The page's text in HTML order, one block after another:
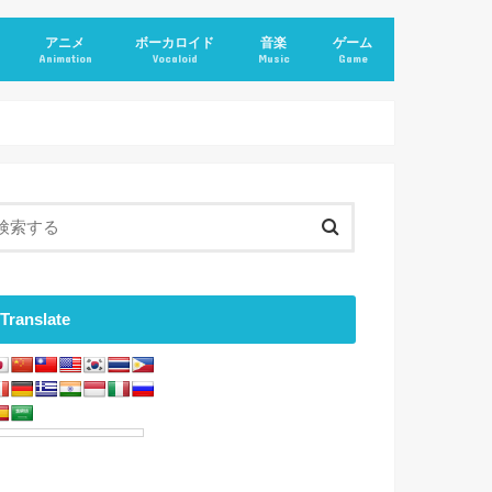
アニメ
Animation
ボーカロイド
Vocaloid
音楽
Music
ゲーム
Game
Translate